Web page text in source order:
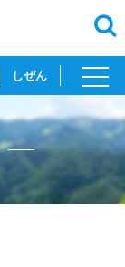
しぜん
toggle